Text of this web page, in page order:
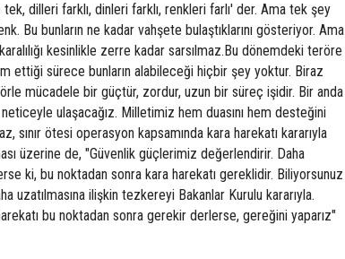
tek, dilleri farklı, dinleri farklı, renkleri farlı' der. Ama tek şey
Bu bunların ne kadar vahşete bulaştıklarını gösteriyor. Ama
kesinlikle zerre kadar sarsılmaz.Bu dönemdeki teröre
ettiği sürece bunların alabileceği hiçbir şey yoktur. Biraz
mücadele bir güçtür, zordur, uzun bir süreç işidir. Bir anda
ulaşacağız. Milletimiz hem duasını hem desteğini
sınır ötesi operasyon kapsamında kara harekatı kararıyla
üzerine de, "Güvenlik güçlerimiz değerlendirir. Daha
ki, bu noktadan sonra kara harekatı gereklidir. Biliyorsunuz
uzatılmasına ilişkin tezkereyi Bakanlar Kurulu kararıyla.
bu noktadan sonra gerekir derlerse, gereğini yaparız"